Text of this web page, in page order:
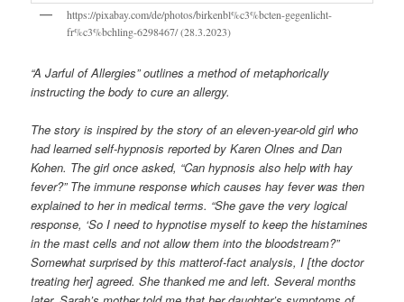
https://pixabay.com/de/photos/birkenbl%c3%bcten-gegenlicht-
fr%c3%bchling-6298467/ (28.3.2023)
“A Jarful of Allergies” outlines a method of metaphorically
instructing the body to cure an allergy.
The story is inspired by the story of an eleven-year-old girl who
had learned self-hypnosis reported by Karen Olnes and Dan
Kohen. The girl once asked, “Can hypnosis also help with hay
fever?” The immune response which causes hay fever was then
explained to her in medical terms. “She gave the very logical
response, ‘So I need to hypnotise myself to keep the histamines
in the mast cells and not allow them into the bloodstream?”
Somewhat surprised by this matterof-fact analysis, I [the doctor
treating her] agreed. She thanked me and left. Several months